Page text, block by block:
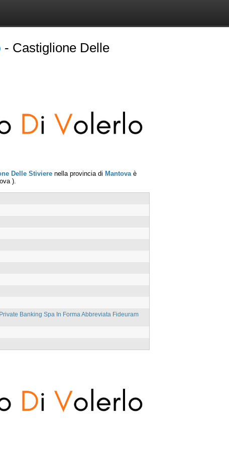
- Castiglione Delle
Delle Stiviere nella provincia di Mantova è
).
Banking Spa In Forma Abbreviata Fideuram